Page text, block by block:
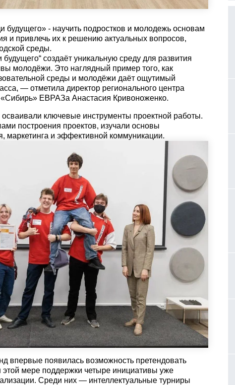
- научить подростков и молодежь основам
и привлечь их к решению актуальных вопросов,
среды.
создаёт уникальную среду для развития
молодёжи. Это наглядный пример того, как
среды и молодёжи даёт ощутимый
— отметила директор регионального центра
ЕВРАЗа Анастасия Кривоноженко.
осваивали ключевые инструменты проектной работы.
построения проектов, изучали основы
маркетинга и эффективной коммуникации.
впервые появилась возможность претендовать
этой мере поддержки четыре инициативы уже
Среди них — интеллектуальные турниры